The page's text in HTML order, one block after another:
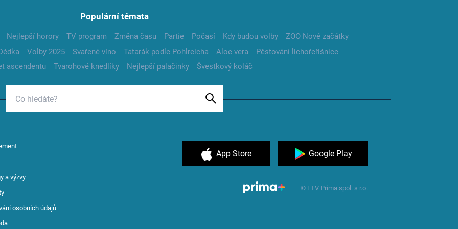
Populární témata
Nejlepší horory TV program Změna času Partie Počasí Kdy budou volby
ZOO Nové začátky
Volby 2025 Svařené víno Tatarák podle Pohlreicha Aloe vera
Pěstování lichořeřišnice
ascendentu
Tvarohové knedlíky Nejlepší palačinky Švestkový koláč
a výzvy
osobních údajů
App Store Google Play
© FTV Prima spol. s r.o.